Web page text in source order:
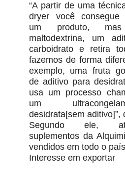
“A partir de uma
dryer você consegue
um produto,
maltodextrina, um
carboidrato e retira
fazemos de forma
exemplo, uma fruta
de aditivo para
usa um processo
um
desidrata[sem aditivo]”,
Segundo ele,
suplementos da
vendidos em todo o
Interesse em exportar